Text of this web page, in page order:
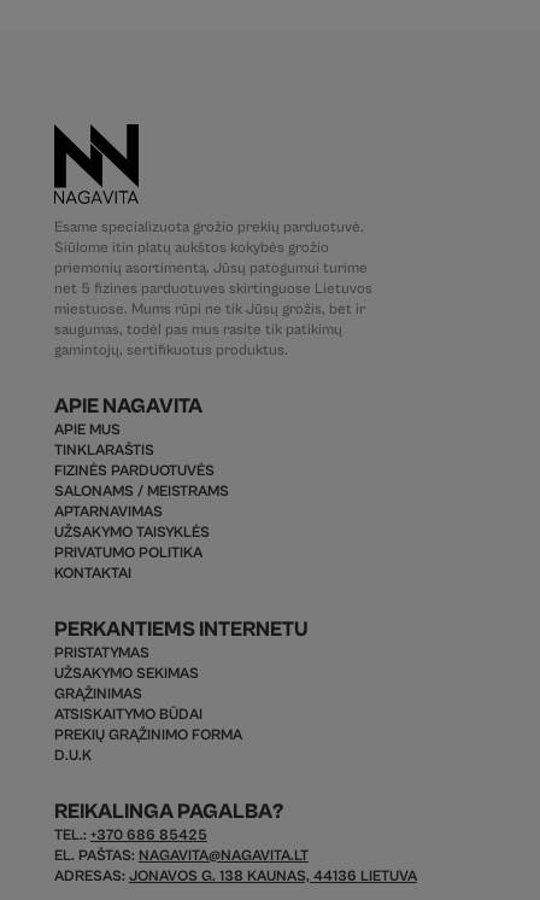
Esame specializuota grožio prekių parduotuvė.
Siūlome itin platų aukštos kokybės grožio
priemonių asortimentą. Jūsų patogumui turime
net 5 fizines parduotuves skirtinguose Lietuvos
miestuose. Mums rūpi ne tik Jūsų grožis, bet ir
saugumas, todėl pas mus rasite tik patikimų
gamintojų, sertifikuotus produktus.
APIE NAGAVITA
APIE MUS
TINKLARAŠTIS
FIZINĖS PARDUOTUVĖS
SALONAMS / MEISTRAMS
APTARNAVIMAS
UŽSAKYMO TAISYKLĖS
PRIVATUMO POLITIKA
KONTAKTAI
PERKANTIEMS INTERNETU
PRISTATYMAS
UŽSAKYMO SEKIMAS
GRĄŽINIMAS
ATSISKAITYMO BŪDAI
PREKIŲ GRĄŽINIMO FORMA
D.U.K
REIKALINGA PAGALBA?
TEL.: +370 686 85425
EL. PAŠTAS: NAGAVITA@NAGAVITA.LT
ADRESAS: JONAVOS G. 138 KAUNAS, 44136 LIETUVA